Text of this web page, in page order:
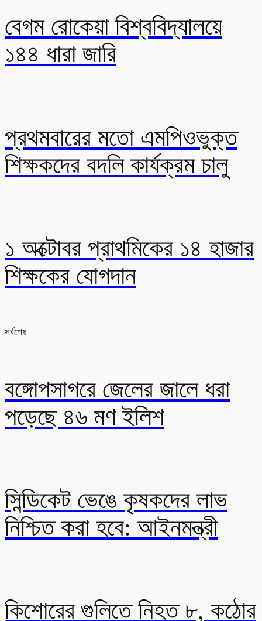
বেগম রোকেয়া বিশ্ববিদ্যালয়ে
১৪৪ ধারা জারি
প্রথমবারের মতো এমপিওভুক্ত
শিক্ষকদের বদলি কার্যক্রম চালু
১ অক্টোবর প্রাথমিকের ১৪ হাজার
শিক্ষকের যোগদান
সর্বশেষ
বঙ্গোপসাগরে জেলের জালে ধরা
পড়েছে ৪৬ মণ ইলিশ
সিন্ডিকেট ভেঙে কৃষকদের লাভ
নিশ্চিত করা হবে: আইনমন্ত্রী
কিশোরের গুলিতে নিহত ৮, কঠোর